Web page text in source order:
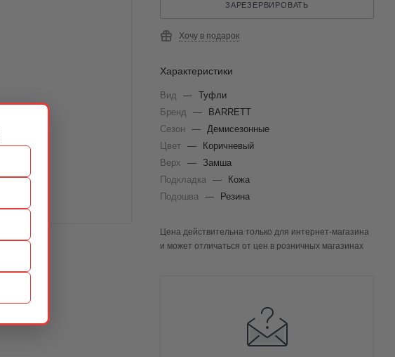
ЗАРЕЗЕРВИРОВАТЬ
Хочу в подарок
Характеристики
Вид — Туфли
Бренд
—
BARRETT
Сезон
— Демисезонные
Цвет —
Коричневый
Верх
— Замша
Подкладка —
Кожа
Подошва — Резина
Цена действительна только для интернет-магазина
и может отличаться от цен в розничных магазинах